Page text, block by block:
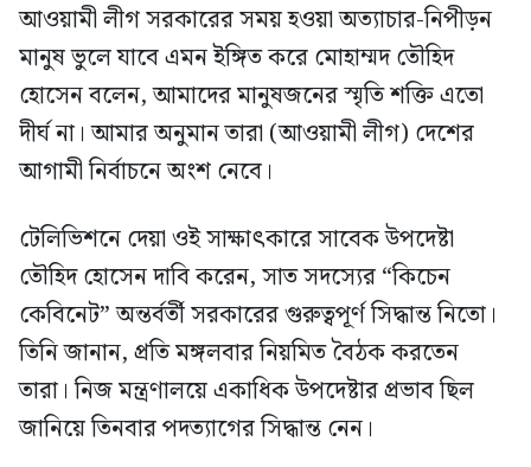
আওয়ামী লীগ সরকারের সময় হওয়া অত্যাচার-নিপীড়ন
মানুষ ভুলে যাবে এমন ইঙ্গিত করে মোহাম্মদ তৌহিদ
হোসেন বলেন, আমাদের মানুষজনের স্মৃতি শক্তি এতো
দীর্ঘ না। আমার অনুমান তারা (আওয়ামী লীগ) দেশের
আগামী নির্বাচনে অংশ নেবে।
টেলিভিশনে দেয়া ওই সাক্ষাৎকারে সাবেক উপদেষ্টা
তৌহিদ হোসেন দাবি করেন, সাত সদস্যের “কিচেন
কেবিনেট” অন্তর্বর্তী সরকারের গুরুত্বপূর্ণ সিদ্ধান্ত নিতো।
তিনি জানান, প্রতি মঙ্গলবার নিয়মিত বৈঠক করতেন
তারা। নিজ মন্ত্রণালয়ে একাধিক উপদেষ্টার প্রভাব ছিল
জানিয়ে তিনবার পদত্যাগের সিদ্ধান্ত নেন।